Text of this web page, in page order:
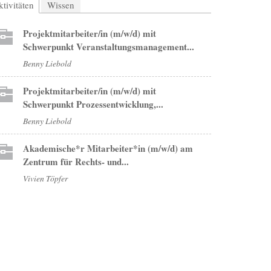
(aktiver Reiter)
Wissen
Projektmitarbeiter/in (m/w/d) mit
Schwerpunkt Veranstaltungsmanagement...
Benny Liebold
Projektmitarbeiter/in (m/w/d) mit
Schwerpunkt Prozessentwicklung,...
Benny Liebold
Akademische*r Mitarbeiter*in (m/w/d) am
Zentrum für Rechts- und...
Vivien Töpfer